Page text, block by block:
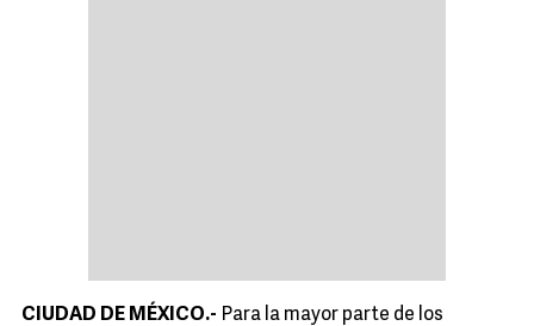
CIUDAD DE MÉXICO.- Para la mayor parte de los